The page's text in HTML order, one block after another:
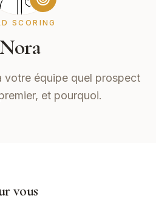
SCORING
Nora
votre équipe quel prospect
et pourquoi.
vous